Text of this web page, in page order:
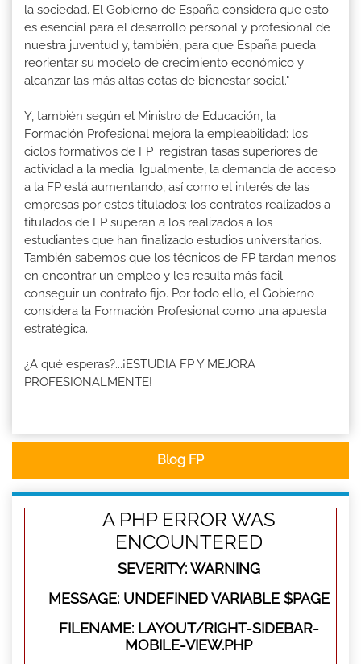
la sociedad. El Gobierno de España considera que esto
es esencial para el desarrollo personal y profesional de
nuestra juventud y, también, para que España pueda
reorientar su modelo de crecimiento económico y
alcanzar las más altas cotas de bienestar social."
Y, también según el Ministro de Educación, la
Formación Profesional mejora la empleabilidad: los
ciclos formativos de FP registran tasas superiores de
actividad a la media. Igualmente, la demanda de acceso
a la FP está aumentando, así como el interés de las
empresas por estos titulados: los contratos realizados a
titulados de FP superan a los realizados a los
estudiantes que han finalizado estudios universitarios.
También sabemos que los técnicos de FP tardan menos
en encontrar un empleo y les resulta más fácil
conseguir un contrato fijo. Por todo ello, el Gobierno
considera la Formación Profesional como una apuesta
estratégica.
¿A qué esperas?...¡ESTUDIA FP Y MEJORA
PROFESIONALMENTE!
Blog FP
A PHP ERROR WAS
ENCOUNTERED
SEVERITY: WARNING
MESSAGE: UNDEFINED VARIABLE $PAGE
FILENAME: LAYOUT/RIGHT-SIDEBAR-
MOBILE-VIEW.PHP